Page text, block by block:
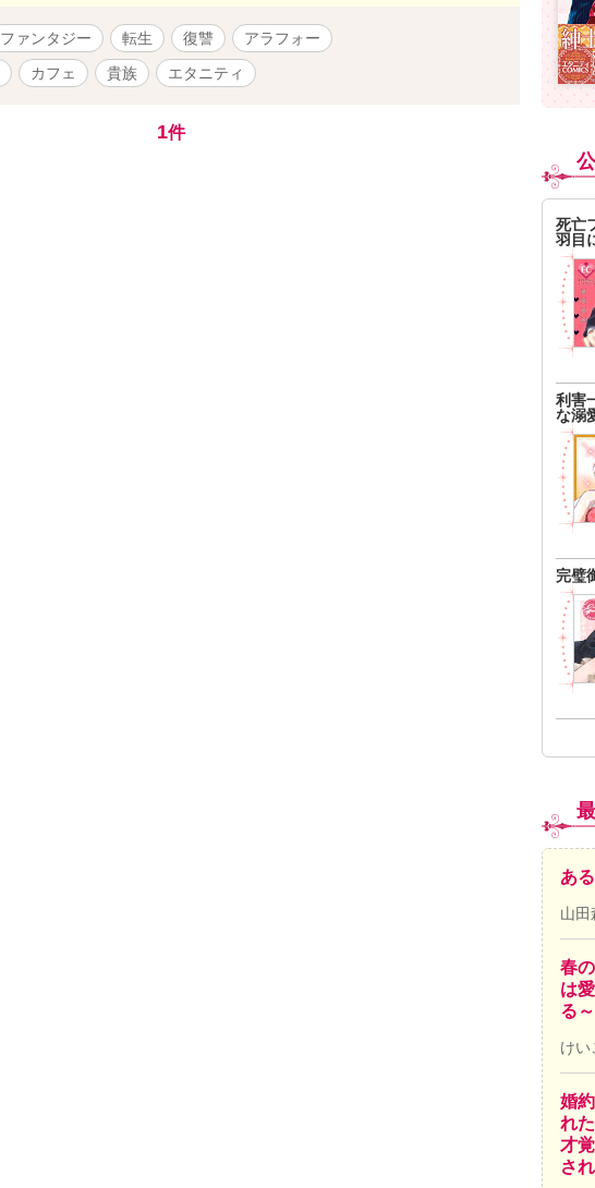
ファンタジー 転生 復讐
アラフォー
カフェ 貴族 エタニティ
1件
死亡
羽目
利害
な溺
完璧
あ
山田
春
は
る～
けい
婚
れ
才
さ